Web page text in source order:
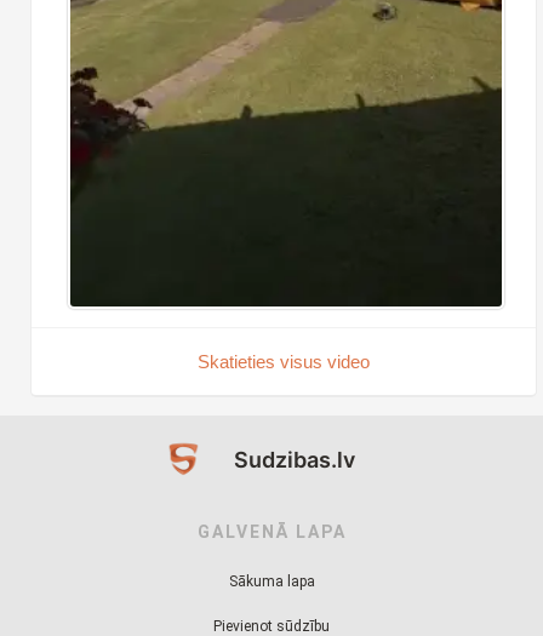
Skatieties visus video
Sudzibas.lv
GALVENĀ LAPA
Sākuma lapa
Pievienot sūdzību